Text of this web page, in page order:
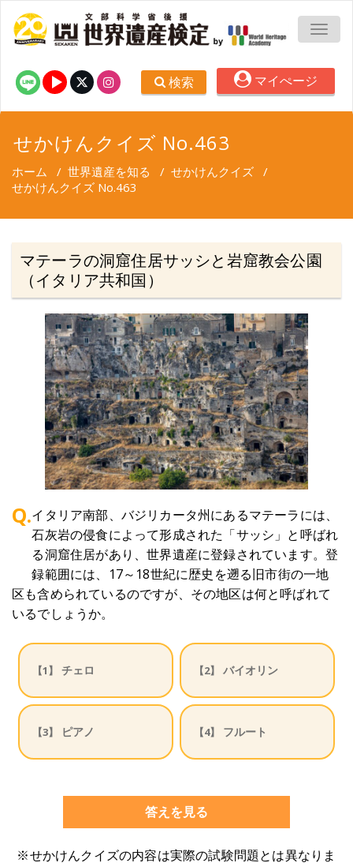
検索 マイぺージ
せかけんクイズ No.463
ホーム / 世界遺産を知る / せかけんクイズ /
せかけんクイズ No.463
マテーラの洞窟住居サッシと岩窟教会公園
（イタリア共和国）
Q.イタリア南部、バジリカータ州にあるマテーラには、
石灰岩の侵食によって形成された「サッシ」と呼ばれ
る洞窟住居があり、世界遺産に登録されています。登
録範囲には、17～18世紀に歴史を遡る旧市街の一地
区も含められているのですが、その地区は何と呼ばれて
いるでしょうか。
【1】 チェロ 【2】 バイオリン
【3】 ピアノ 【4】 フルート
答えを見る
※せかけんクイズの内容は実際の試験問題とは異なりま